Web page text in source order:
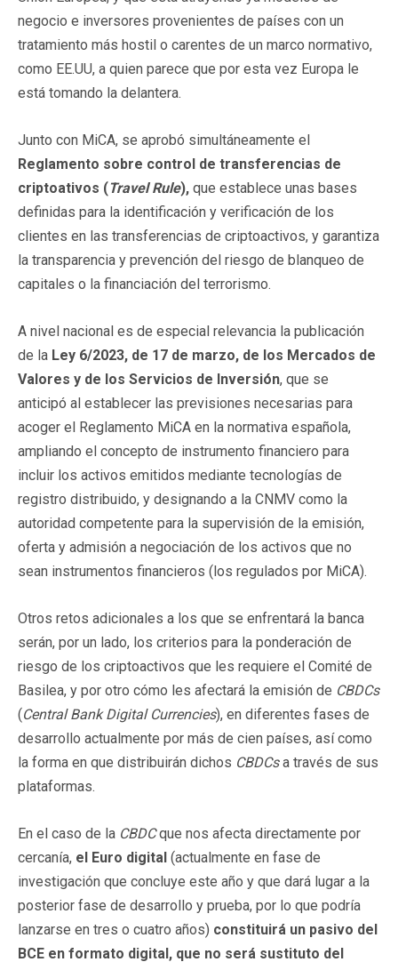
negocio e inversores provenientes de países con un
tratamiento más hostil o carentes de un marco normativo,
como EE.UU, a quien parece que por esta vez Europa le
está tomando la delantera.
Junto con MiCA, se aprobó simultáneamente el
Reglamento sobre control de transferencias de
criptoativos (Travel Rule), que establece unas bases
definidas para la identificación y verificación de los
clientes en las transferencias de criptoactivos, y garantiza
la transparencia y prevención del riesgo de blanqueo de
capitales o la financiación del terrorismo.
A nivel nacional es de especial relevancia la publicación
de la Ley 6/2023, de 17 de marzo, de los Mercados de
Valores y de los Servicios de Inversión, que se
anticipó al establecer las previsiones necesarias para
acoger el Reglamento MiCA en la normativa española,
ampliando el concepto de instrumento financiero para
incluir los activos emitidos mediante tecnologías de
registro distribuido, y designando a la CNMV como la
autoridad competente para la supervisión de la emisión,
oferta y admisión a negociación de los activos que no
sean instrumentos financieros (los regulados por MiCA).
Otros retos adicionales a los que se enfrentará la banca
serán, por un lado, los criterios para la ponderación de
riesgo de los criptoactivos que les requiere el Comité de
Basilea, y por otro cómo les afectará la emisión de CBDCs
(Central Bank Digital Currencies), en diferentes fases de
desarrollo actualmente por más de cien países, así como
la forma en que distribuirán dichos CBDCsa través de sus
plataformas.
En el caso de la CBDCque nos afecta directamente por
cercanía, el Euro digital (actualmente en fase de
investigación que concluye este año y que dará lugar a la
posterior fase de desarrollo y prueba, por lo que podría
lanzarse en tres o cuatro años) constituirá un pasivo del
BCE en formato digital, que no será sustituto del